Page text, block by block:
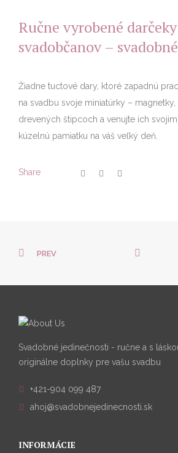
Ručne vyrobené
svadobčanov –
Žiadne tuctové dary, ktoré zapadnú
na svadbu svoje miniatúrky – magnetky,
drevených štipcoch a venujte ich
kúzelnú pamiatku na váš veľký deň.
Share
PREV
Svadobné jedinečnosti - ručne a s
originálne doplnky pre vašu svadbu
+421-904 099 487
ahoj@svadobnejedinecnosti.sk
INFORMÁCIE